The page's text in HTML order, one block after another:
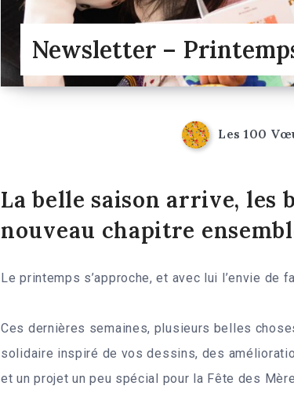
Newsletter –
Les 100
La belle saison arrive, les
nouveau chapitre
Le printemps s’approche, et avec lui l’envie de
Ces dernières semaines, plusieurs belles
solidaire inspiré de vos dessins, des
et un projet un peu spécial pour la Fête des